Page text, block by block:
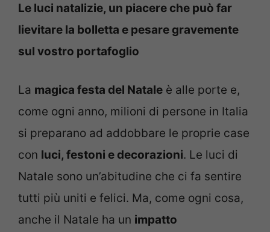
Le luci natalizie, un piacere che può far
lievitare la bolletta e pesare gravemente
sul vostro portafoglio
La magica festa del Natale è alle porte e,
come ogni anno, milioni di persone in Italia
si preparano ad addobbare le proprie case
con luci, festoni e decorazioni. Le luci di
Natale sono un’abitudine che ci fa sentire
tutti più uniti e felici. Ma, come ogni cosa,
anche il Natale ha un impatto